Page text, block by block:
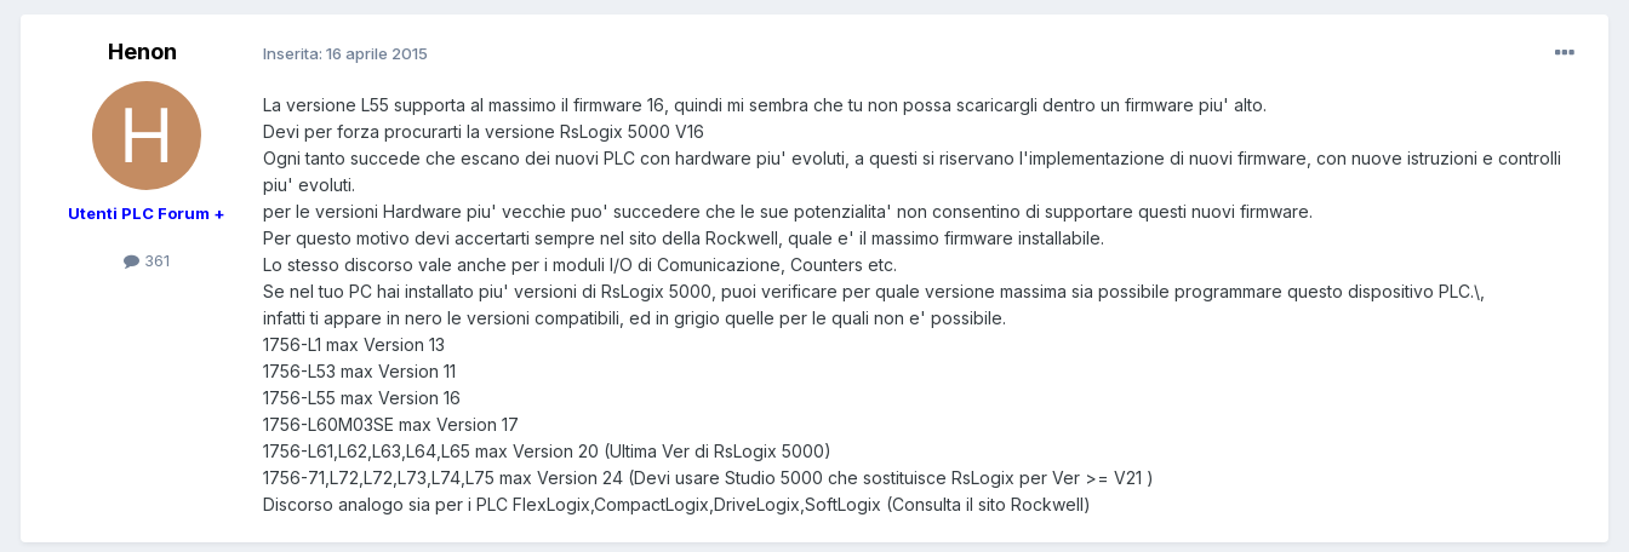
Henon
Utenti PLC Forum +
361
Inserita: 16 aprile 2015
La versione L55 supporta al massimo il firmware 16, quindi mi sembra che tu non possa scaricargli dentro un firmware piu' alto.
Devi per forza procurarti la versione RsLogix 5000 V16
Ogni tanto succede che escano dei nuovi PLC con hardware piu' evoluti, a questi si riservano l'implementazione di nuovi firmware, con nuove istruzioni e controlli
piu' evoluti.
per le versioni Hardware piu' vecchie puo' succedere che le sue potenzialita' non consentino di supportare questi nuovi firmware.
Per questo motivo devi accertarti sempre nel sito della Rockwell, quale e' il massimo firmware installabile.
Lo stesso discorso vale anche per i moduli I/O di Comunicazione, Counters etc.
Se nel tuo PC hai installato piu' versioni di RsLogix 5000, puoi verificare per quale versione massima sia possibile programmare questo dispositivo PLC.\,
infatti ti appare in nero le versioni compatibili, ed in grigio quelle per le quali non e' possibile.
1756-L1 max Version 13
1756-L53 max Version 11
1756-L55 max Version 16
1756-L60M03SE max Version 17
1756-L61,L62,L63,L64,L65 max Version 20 (Ultima Ver di RsLogix 5000)
1756-71,L72,L72,L73,L74,L75 max Version 24 (Devi usare Studio 5000 che sostituisce RsLogix per Ver >= V21 )
Discorso analogo sia per i PLC FlexLogix,CompactLogix,DriveLogix,SoftLogix (Consulta il sito Rockwell)